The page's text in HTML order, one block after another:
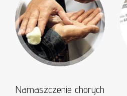
Namaszczenie chorych